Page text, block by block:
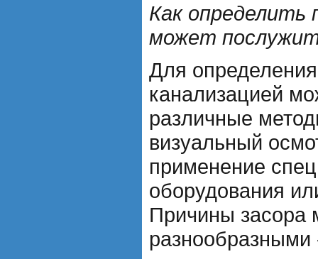
Как определить
может
Для
канализацией
различные
визуальный
применение
оборудования
Причины засора
разнообразными